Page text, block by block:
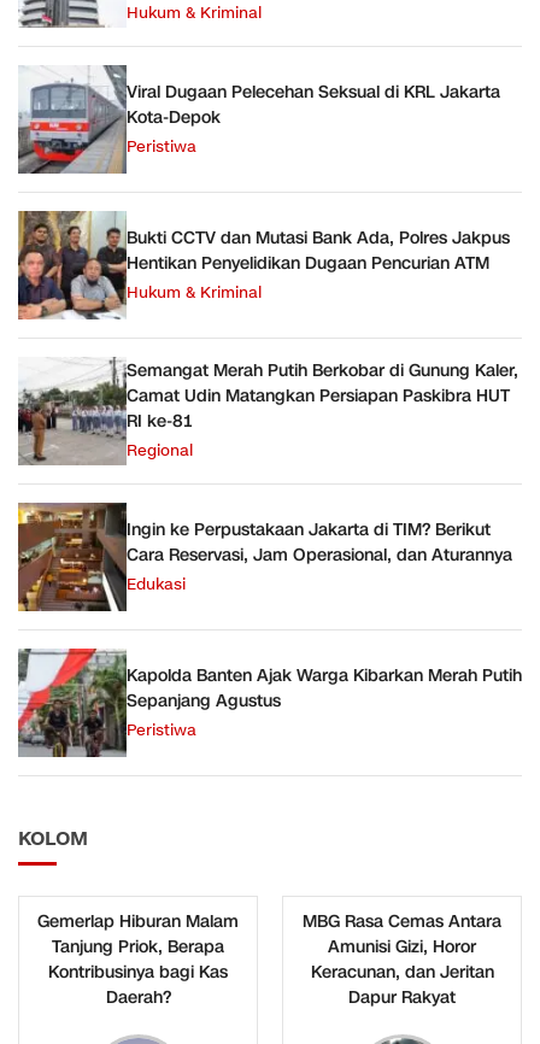
Hukum & Kriminal
Viral Dugaan Pelecehan Seksual di KRL Jakarta
Kota-Depok
Peristiwa
Bukti CCTV dan Mutasi Bank Ada, Polres Jakpus
Hentikan Penyelidikan Dugaan Pencurian ATM
Hukum & Kriminal
Semangat Merah Putih Berkobar di Gunung Kaler,
Camat Udin Matangkan Persiapan Paskibra HUT
RI ke-81
Regional
Ingin ke Perpustakaan Jakarta di TIM? Berikut
Cara Reservasi, Jam Operasional, dan Aturannya
Edukasi
Kapolda Banten Ajak Warga Kibarkan Merah Putih
Sepanjang Agustus
Peristiwa
KOLOM
Gemerlap Hiburan Malam
Tanjung Priok, Berapa
Kontribusinya bagi Kas
Daerah?
MBG Rasa Cemas Antara
Amunisi Gizi, Horor
Keracunan, dan Jeritan
Dapur Rakyat